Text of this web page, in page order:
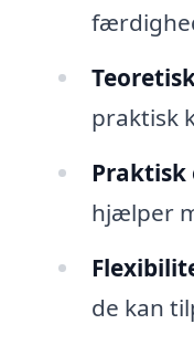
praktisk
Praktisk
hjælper
de kan